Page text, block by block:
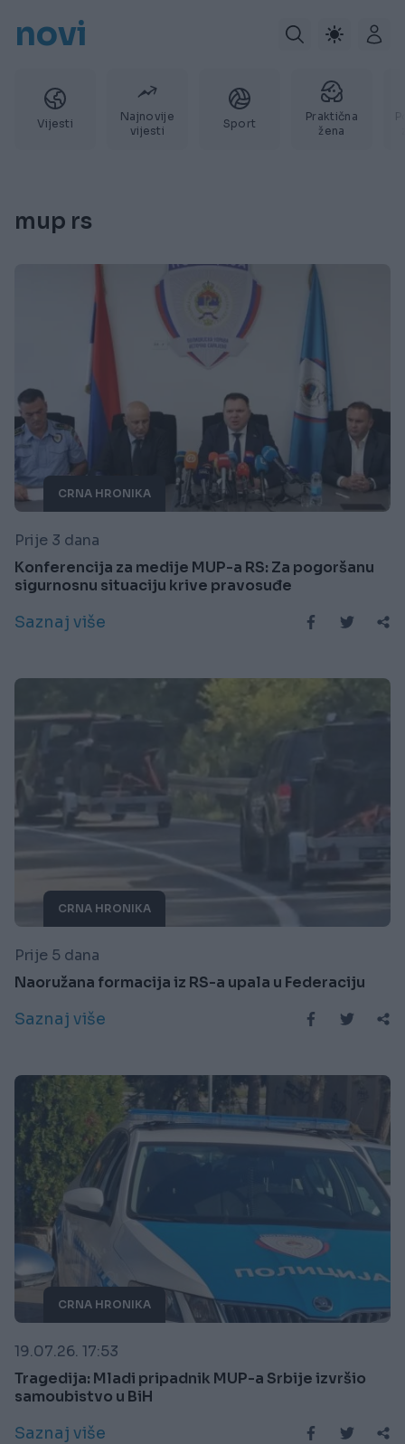
novi
Vijesti
Najnovije
vijesti
Sport
Praktična
žena
mup rs
CRNA HRONIKA
Prije 3 dana
Konferencija za medije MUP-a RS: Za pogoršanu
sigurnosnu situaciju krive pravosuđe
Saznaj više
CRNA HRONIKA
Prije 5 dana
Naoružana formacija iz RS-a upala u Federaciju
Saznaj više
CRNA HRONIKA
19.07.26. 17:53
Tragedija: Mladi pripadnik MUP-a Srbije izvršio
samoubistvo u BiH
Saznaj više